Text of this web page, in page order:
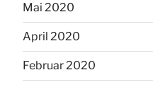
Mai 2020
April 2020
Februar 2020